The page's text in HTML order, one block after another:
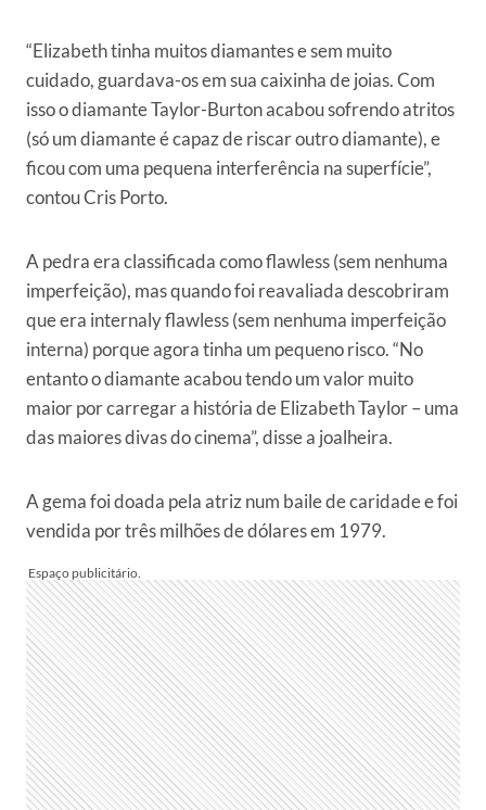
“Elizabeth tinha muitos diamantes e sem muito
cuidado, guardava-os em sua caixinha de joias. Com
isso o diamante Taylor-Burton acabou sofrendo atritos
(só um diamante é capaz de riscar outro diamante), e
ficou com uma pequena interferência na superfície”,
contou Cris Porto.
A pedra era classificada como flawless (sem nenhuma
imperfeição), mas quando foi reavaliada descobriram
que era internaly flawless (sem nenhuma imperfeição
interna) porque agora tinha um pequeno risco. “No
entanto o diamante acabou tendo um valor muito
maior por carregar a história de Elizabeth Taylor – uma
das maiores divas do cinema”, disse a joalheira.
A gema foi doada pela atriz num baile de caridade e foi
vendida por três milhões de dólares em 1979.